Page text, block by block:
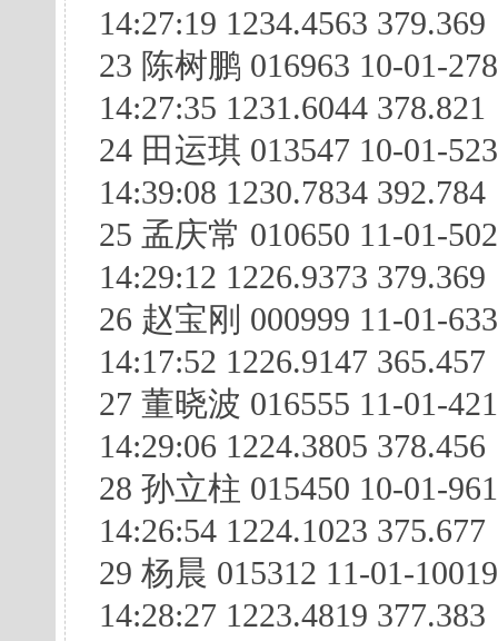
14:27:19 1234.4563 379.369
23 陈树鹏 016963 10-01-
14:27:35 1231.6044 378.821
24 田运琪 013547 10-01-
14:39:08 1230.7834 392.784
25 孟庆常 010650 11-01-
14:29:12 1226.9373 379.369
26 赵宝刚 000999 11-01-
14:17:52 1226.9147 365.457
27 董晓波 016555 11-01-
14:29:06 1224.3805 378.456
28 孙立柱 015450 10-01-
14:26:54 1224.1023 375.677
29 杨晨 015312 11-01-
14:28:27 1223.4819 377.383